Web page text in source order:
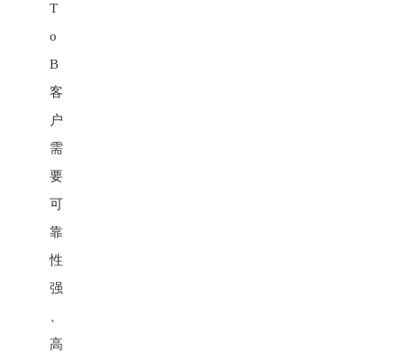
T
o
B
客
户
需
要
可
靠
性
强
高